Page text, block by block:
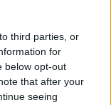
third parties, or
for
below opt-out
that after your
seeing